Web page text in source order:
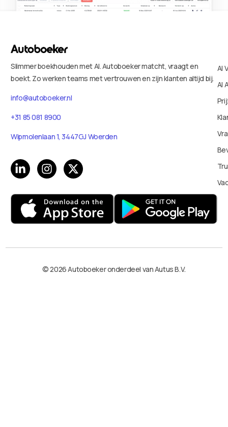
Slimmer boekhouden met AI. Autoboeker matcht, vraagt en
boekt. Zo werken teams met vertrouwen en zijn klanten altijd bij.
info@autoboeker.nl
+31 85 081 8900
Wipmolenlaan 1, 3447GJ Woerden
AI
AI
© 2026 Autoboeker onderdeel van Autus B.V.